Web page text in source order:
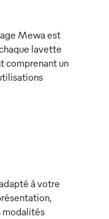
Mewa est
lavette
comprenant un
à votre
modalités